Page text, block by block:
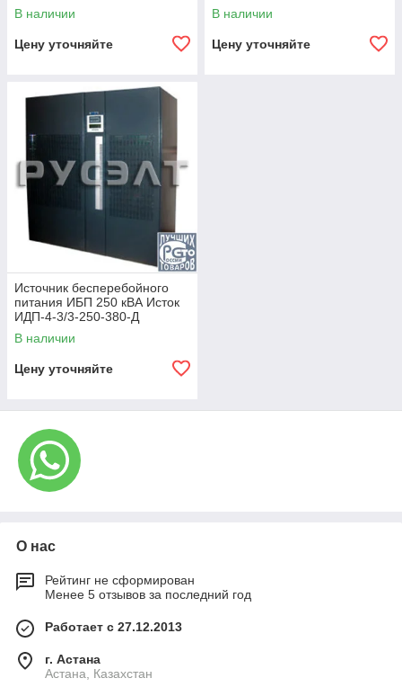
В наличии
Цену уточняйте
В наличии
Цену уточняйте
Источник бесперебойного
питания ИБП 250 кВА Исток
ИДП-4-3/3-250-380-Д
В наличии
Цену уточняйте
О нас
Рейтинг не сформирован
Менее 5 отзывов за последний год
Работает с 27.12.2013
г. Астана
Астана, Казахстан